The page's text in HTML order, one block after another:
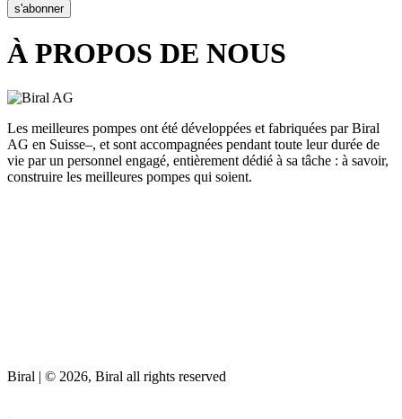
s'abonner
À PROPOS DE NOUS
Les meilleures pompes ont été développées et fabriquées par Biral
AG en Suisse–, et sont accompagnées pendant toute leur durée de
vie par un personnel engagé, entièrement dédié à sa tâche : à savoir,
construire les meilleures pompes qui soient.
Biral | © 2026, Biral all rights reserved